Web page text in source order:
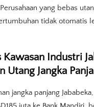
yang bebas
tidak otomatis
Kawasan Industri
Utang Jangka
jangka panjang